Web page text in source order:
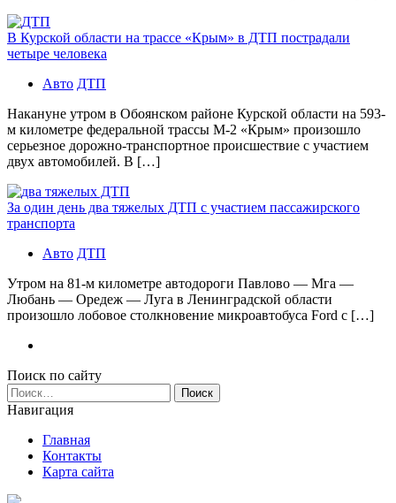
В Курской области на трассе «Крым» в ДТП пострадали
четыре человека
Авто ДТП
Накануне утром в Обоянском районе Курской области на 593-
м километре федеральной трассы М-2 «Крым» произошло
серьезное дорожно-транспортное происшествие с участием
двух автомобилей. В […]
За один день два тяжелых ДТП с участием пассажирского
транспорта
Авто ДТП
Утром на 81-м километре автодороги Павлово — Мга —
Любань — Оредеж — Луга в Ленинградской области
произошло лобовое столкновение микроавтобуса Ford с […]
Поиск по сайту
Найти:
Навигация
Главная
Контакты
Карта сайта